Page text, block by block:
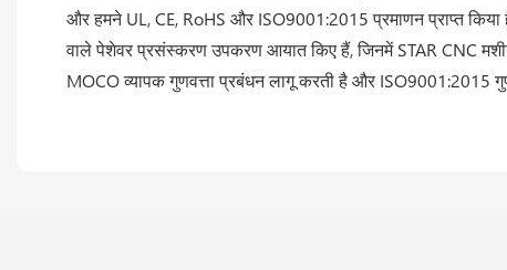
और हमने UL, CE, RoHS और ISO9001:2015 प्रमाणन प्राप्त किया
वाले पेशेवर प्रसंस्करण उपकरण आयात किए हैं, जिनमें STAR CNC
MOCO व्यापक गुणवत्ता प्रबंधन लागू करती है और ISO9001:2015